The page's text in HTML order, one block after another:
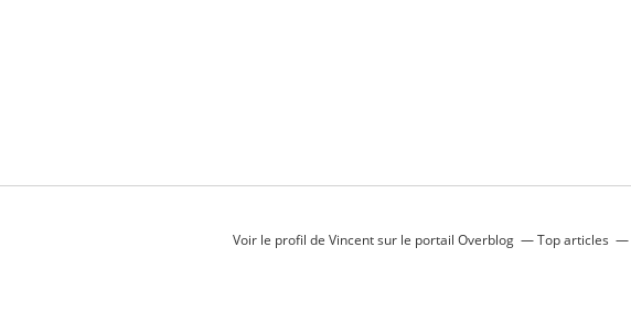
Voir le profil de Vincentsur le portail Overblog Top articles